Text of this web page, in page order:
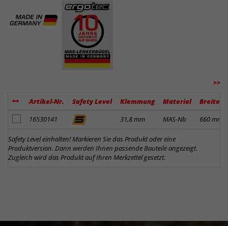
>>
Artikel-Nr. Safety Level Klemmung Material
Breite
Artikel zum Merkzettel hinzufügen
16530141 31,8 mm MAS-Nb 660 mm
Safety Level einhalten! Markieren Sie das Produkt oder eine
Produktversion. Dann werden Ihnen passende Bauteile angezeigt.
Zugleich wird das Produkt auf Ihren Merkzettel gesetzt.